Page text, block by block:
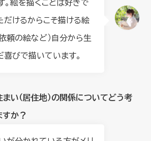
。絵を描くことは好きで
だけるからこそ描ける絵
頼の絵など）自分から生
喜びで描いています。
まい（居住地）の関係についてどう考
すか？